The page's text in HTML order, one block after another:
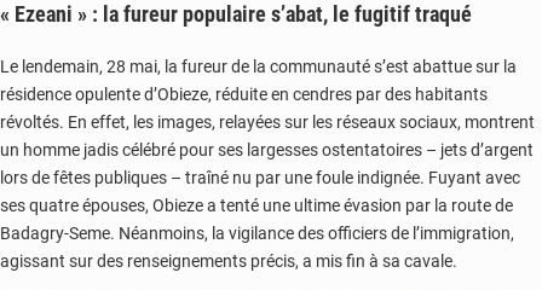
« Ezeani » : la fureur populaire s’abat, le fugitif traqué
Le lendemain, 28 mai, la fureur de la communauté s’est abattue sur la
résidence opulente d’Obieze, réduite en cendres par des habitants
révoltés. En effet, les images, relayées sur les réseaux sociaux, montrent
un homme jadis célébré pour ses largesses ostentatoires – jets d’argent
lors de fêtes publiques – traîné nu par une foule indignée. Fuyant avec
ses quatre épouses, Obieze a tenté une ultime évasion par la route de
Badagry-Seme. Néanmoins, la vigilance des officiers de l’immigration,
agissant sur des renseignements précis, a mis fin à sa cavale.